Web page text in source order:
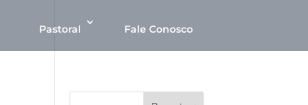
Pastoral Fale Conosco